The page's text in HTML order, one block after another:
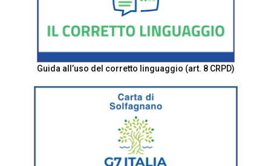
Guida all’uso del corretto linguaggio (art. 8 CRPD)